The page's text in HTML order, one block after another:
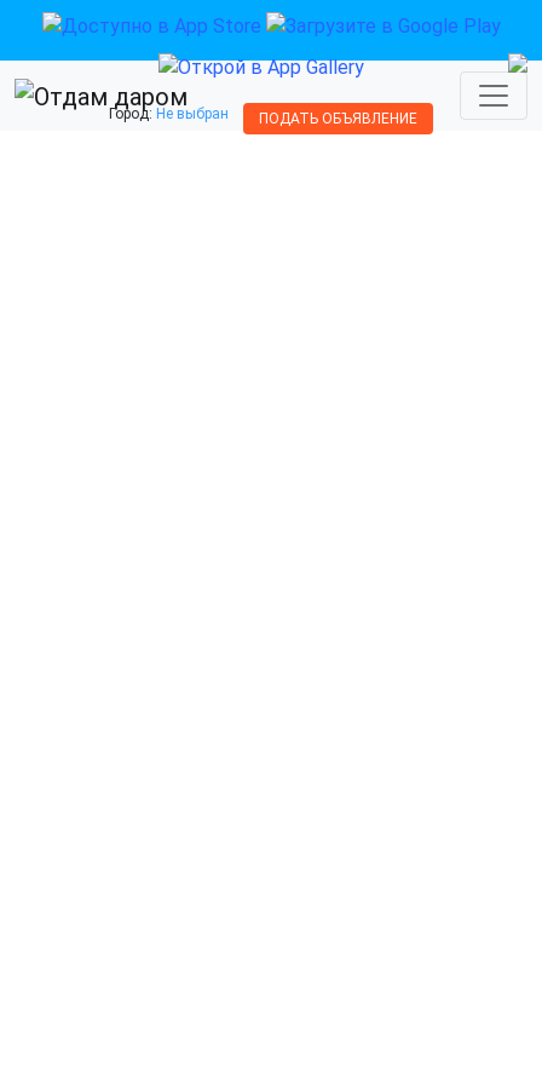
Город: Не выбран ПОДАТЬ ОБЪЯВЛЕНИЕ